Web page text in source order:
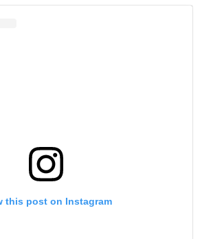
this post on Instagram